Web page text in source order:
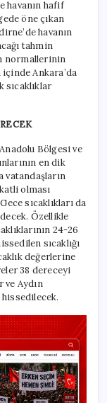
havanın hafif
öne çıkan
havanın
tahmin
normallerinin
Ankara’da
sıcaklıklar
Bölgesi ve
en dik
vatandaşların
olması
sıcaklıkları da
Özellikle
24-26
sıcaklığı
değerlerine
38 dereceyi
ve Aydın